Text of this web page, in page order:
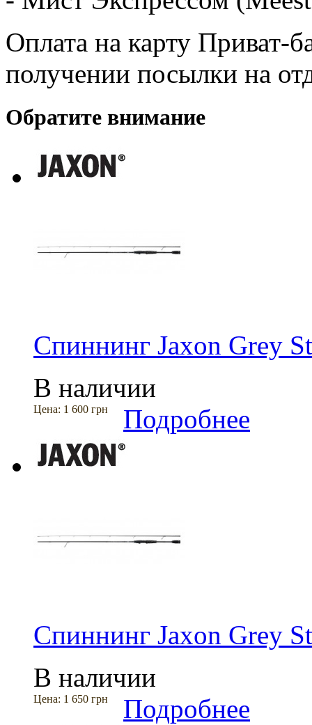
Оплата на карту Приват-
получении посылки на
Обратите внимание
Спиннинг Jaxon Grey
В наличии
Цена: 1 600 грн Подробнее
Спиннинг Jaxon Grey
В наличии
Цена: 1 650 грн Подробнее